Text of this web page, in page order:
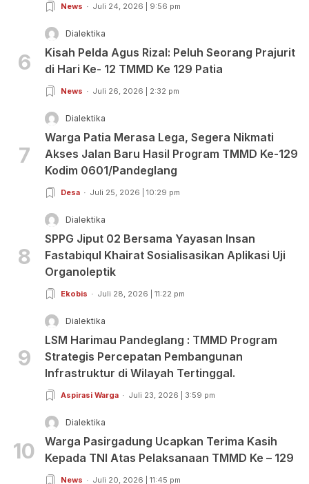
News Juli 24, 2026 | 9:56 pm
6
Dialektika
Kisah Pelda Agus Rizal: Peluh Seorang Prajurit
di Hari Ke- 12 TMMD Ke 129 Patia
News Juli 26, 2026 | 2:32 pm
7
Dialektika
Warga Patia Merasa Lega, Segera Nikmati
Akses Jalan Baru Hasil Program TMMD Ke-129
Kodim 0601/Pandeglang
Desa Juli 25, 2026 | 10:29 pm
8
Dialektika
SPPG Jiput 02 Bersama Yayasan Insan
Fastabiqul Khairat Sosialisasikan Aplikasi Uji
Organoleptik
Ekobis Juli 28, 2026 | 11:22 pm
9
Dialektika
LSM Harimau Pandeglang : TMMD Program
Strategis Percepatan Pembangunan
Infrastruktur di Wilayah Tertinggal.
Aspirasi Warga Juli 23, 2026 | 3:59 pm
10
Dialektika
Warga Pasirgadung Ucapkan Terima Kasih
Kepada TNI Atas Pelaksanaan TMMD Ke – 129
News Juli 20, 2026 | 11:45 pm